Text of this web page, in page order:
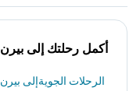
أكمل رحلتك إلى بيرن
الرحلات الجويةإلى بيرن